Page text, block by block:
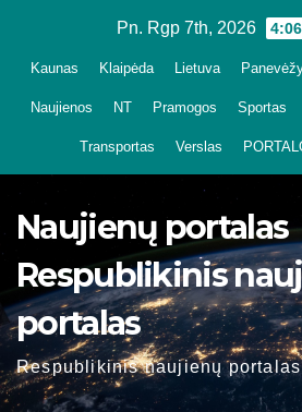
Pn. Rgp 7th, 2026
Kaunas Klaipėda Lietuva
Naujienos NT Pramogos Sportas
Transportas Verslas
Naujienų portalas
Respublikinis
portalas
Respublikinis naujienų portalas